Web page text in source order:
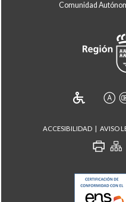
Comunidad
ACCESIBILIDAD AVISO